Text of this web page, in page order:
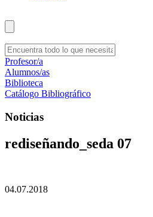
Profesor/a
Alumnos/as
Biblioteca
Catálogo Bibliográfico
Noticias
rediseñando_seda 07
04.07.2018